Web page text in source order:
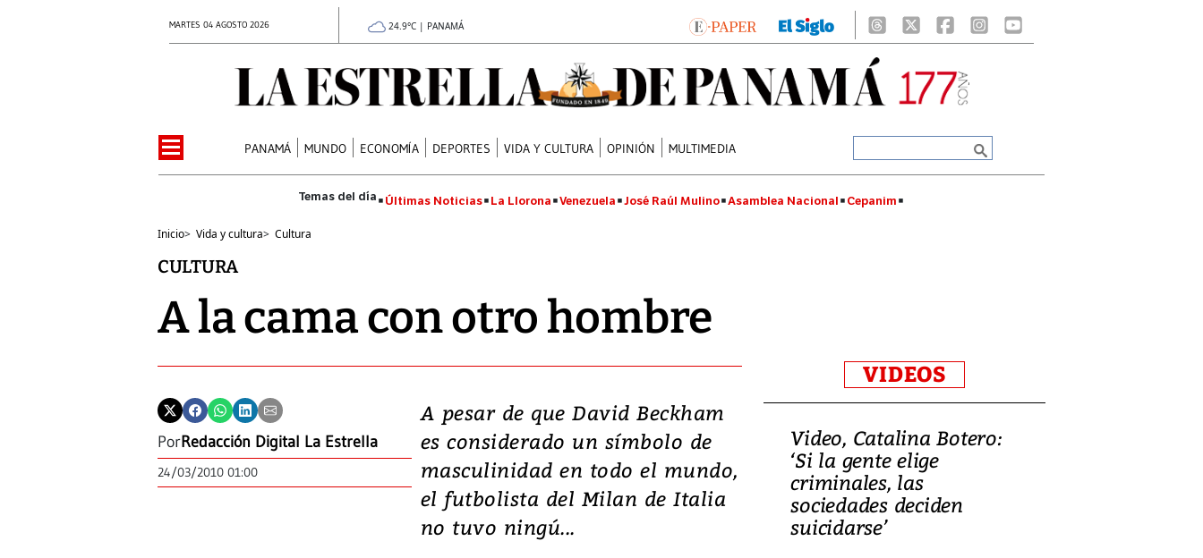
MARTES 04 AGOSTO 2026 24.9°C | PANAMÁ
PANAMÁ MUNDO ECONOMÍA DEPORTES VIDA Y CULTURA OPINIÓN MULTIMEDIA
Últimas Noticias La Llorona Venezuela José Raúl Mulino Asamblea Nacional Cepanim
Inicio> Vida y cultura> Cultura
CULTURA
A la cama con otro hombre
PorRedacción Digital La Estrella
24/03/2010 01:00
A pesar de que David Beckham
es considerado un símbolo de
masculinidad en todo el mundo,
el futbolista del Milan de Italia
no tuvo ningú...
VIDEOS
Video, Japón: Terremoto
deja heridos y graves
daños en Kumamoto
Video, Catalina Botero:
‘Si la gente elige
criminales, las
sociedades deciden
suicidarse’